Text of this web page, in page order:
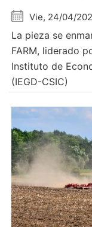
Vie, 24/04/
La pieza se
FARM, liderado
Instituto de
(IEGD-CSIC)